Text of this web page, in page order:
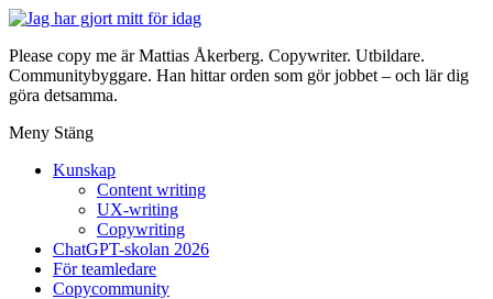
Please copy me är Mattias Åkerberg. Copywriter. Utbildare.
Communitybyggare. Han hittar orden som gör jobbet – och lär dig
göra detsamma.
Meny Stäng
Kunskap
Content writing
UX-writing
Copywriting
ChatGPT-skolan 2026
För teamledare
Copycommunity